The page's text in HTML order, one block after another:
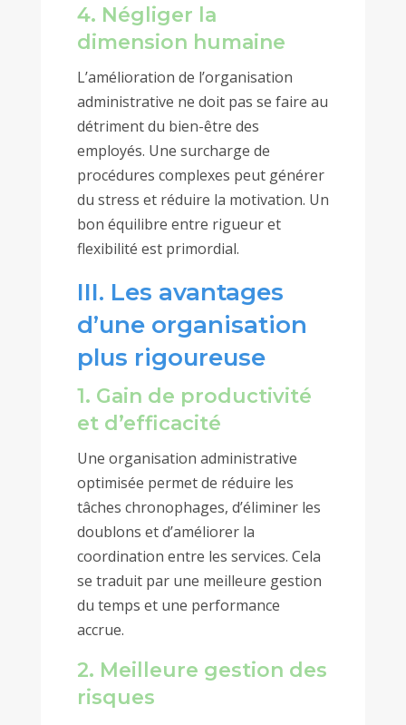
4. Négliger la
dimension humaine
L’amélioration de l’organisation
administrative ne doit pas se faire au
détriment du bien-être des
employés. Une surcharge de
procédures complexes peut générer
du stress et réduire la motivation. Un
bon équilibre entre rigueur et
flexibilité est primordial.
III. Les avantages
d’une organisation
plus rigoureuse
1. Gain de productivité
et d’efficacité
Une organisation administrative
optimisée permet de réduire les
tâches chronophages, d’éliminer les
doublons et d’améliorer la
coordination entre les services. Cela
se traduit par une meilleure gestion
du temps et une performance
accrue.
2. Meilleure gestion des
risques